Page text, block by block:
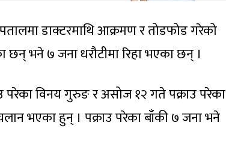
डाक्टरमाथि आक्रमण र तोडफोड गरेको
भने ७ जना धरौटीमा रिहा भएका छन् ।
विनय गुरुङ र असोज १२ गते पक्राउ परेका
भएका हुन् । पक्राउ परेका बाँकी ७ जना भने